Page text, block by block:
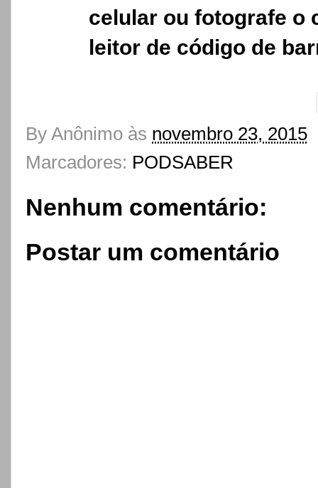
celular ou fotografe o
leitor de código de
By Anônimo às novembro 23, 2015
Marcadores: PODSABER
Nenhum comentário:
Postar um comentário